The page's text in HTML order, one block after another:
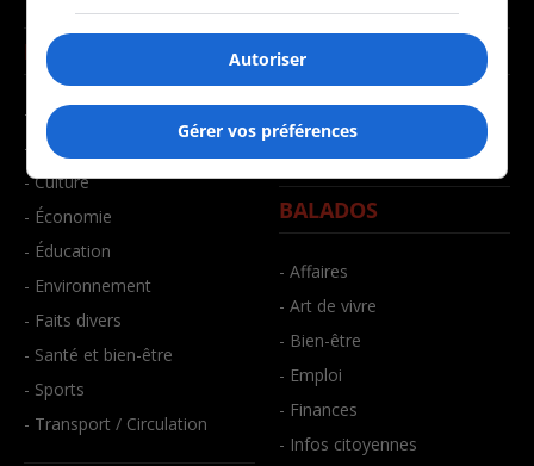
NOUVELLES
- Affaires municipales
- Communauté / Social
- Culture
- Économie
- Éducation
- Environnement
- Faits divers
- Santé et bien-être
- Sports
- Transport / Circulation
MUSIQUE
BALADOS
- Affaires
- Art de vivre
- Bien-être
- Emploi
- Finances
- Infos citoyennes
Autoriser
Gérer vos préférences